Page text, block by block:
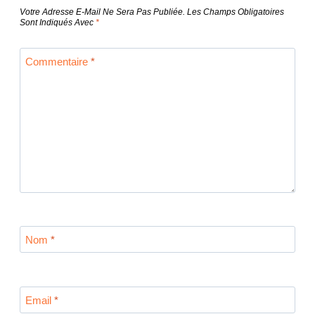
L’article
Votre Adresse E-Mail Ne Sera Pas Publiée. Les Champs Obligatoires
Sont Indiqués Avec *
Commentaire *
Nom *
Email *